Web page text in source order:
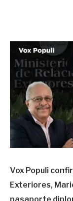
Vox Populi
Exteriores,